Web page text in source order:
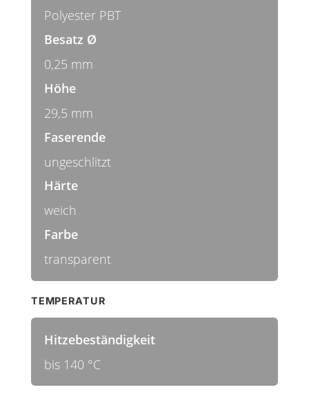
Polyester PBT
Besatz Ø
0,25 mm
Höhe
29,5 mm
Faserende
ungeschlitzt
Härte
weich
Farbe
transparent
TEMPERATUR
Hitzebeständigkeit
bis 140 °C